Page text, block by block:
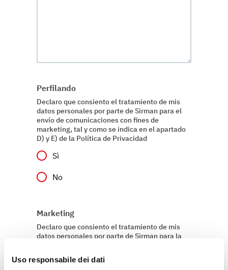
Uso responsabile dei dati
Perfilando
Declaro que consiento el tratamiento de mis
datos personales por parte de Sirman para el
envío de comunicaciones con fines de
marketing, tal y como se indica en el apartado
D) y E) de la Política de Privacidad
Sì
No
Marketing
Declaro que consiento el tratamiento de mis
datos personales por parte de Sirman para la